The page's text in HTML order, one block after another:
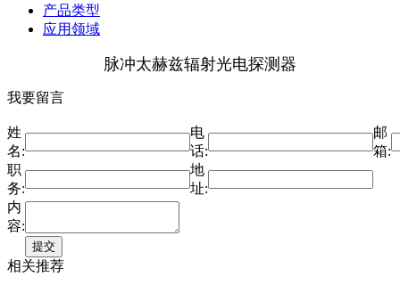
产品类型
应用领域
脉冲太赫兹辐射光电探测器
我要留言
姓
名:
电
话:
邮
箱:
职
务:
地
址:
内
容:
相关推荐